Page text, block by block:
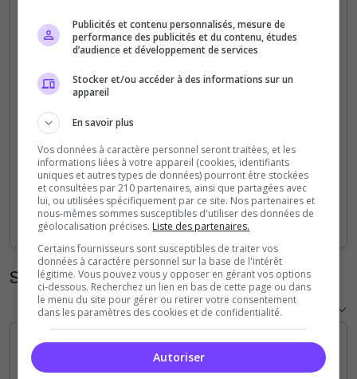
0
1
2
3
Sep Oct Nov Dec Jan Feb Mar Apr May Jun Jul Aug
Statistiques horaires
Publicités et contenu personnalisés, mesure de
performance des publicités et du contenu, études
d’audience et développement de services
Stocker et/ou accéder à des informations sur un
appareil
En savoir plus
Vos données à caractère personnel seront traitées, et les
informations liées à votre appareil (cookies, identifiants
uniques et autres types de données) pourront être stockées
et consultées par 210 partenaires, ainsi que partagées avec
lui, ou utilisées spécifiquement par ce site. Nos partenaires et
nous-mêmes sommes susceptibles d'utiliser des données de
géolocalisation précises. Liste des partenaires.
Certains fournisseurs sont susceptibles de traiter vos
données à caractère personnel sur la base de l'intérêt
légitime. Vous pouvez vous y opposer en gérant vos options
ci-dessous. Recherchez un lien en bas de cette page ou dans
le menu du site pour gérer ou retirer votre consentement
dans les paramètres des cookies et de confidentialité.
Autoriser